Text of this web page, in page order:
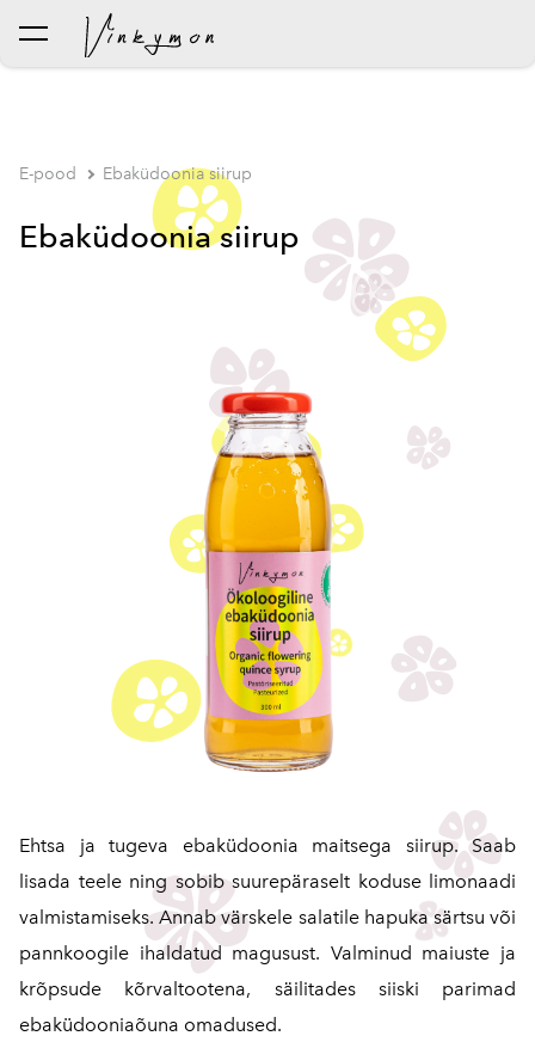
lisati ostukorvi.
E-pood Ebaküdoonia siirup
Ebaküdoonia siirup
Ehtsa ja tugeva ebaküdoonia maitsega siirup. Saab
lisada teele ning sobib suurepäraselt koduse limonaadi
valmistamiseks. Annab värskele salatile hapuka särtsu või
pannkoogile ihaldatud magusust. Valminud maiuste ja
krõpsude kõrvaltootena, säilitades siiski parimad
ebaküdooniaõuna omadused.